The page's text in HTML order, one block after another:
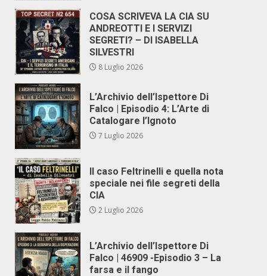
COSA SCRIVEVA LA CIA SU
ANDREOTTI E I SERVIZI
SEGRETI? – DI ISABELLA
SILVESTRI
8 Luglio 2026
L’Archivio dell’Ispettore Di
Falco | Episodio 4: L’Arte di
Catalogare l’Ignoto
7 Luglio 2026
Il caso Feltrinelli e quella nota
speciale nei file segreti della
CIA
2 Luglio 2026
L’Archivio dell’Ispettore Di
Falco | 46909 -Episodio 3 – La
farsa e il fango